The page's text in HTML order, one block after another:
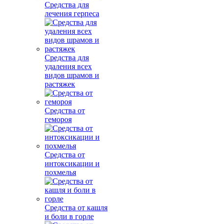
Средства для
лечения герпеса
Средства для
удаления всех
видов шрамов и
растяжек
Средства от
гемороя
Средства от
интоксикации и
похмелья
Средства от кашля
и боли в горле